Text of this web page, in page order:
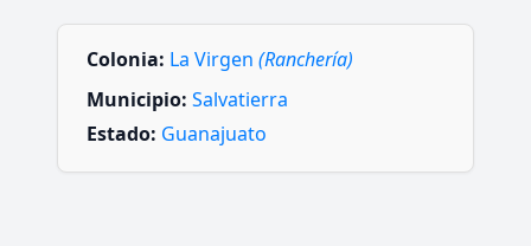
Colonia: La Virgen (Ranchería)
Municipio: Salvatierra
Estado: Guanajuato